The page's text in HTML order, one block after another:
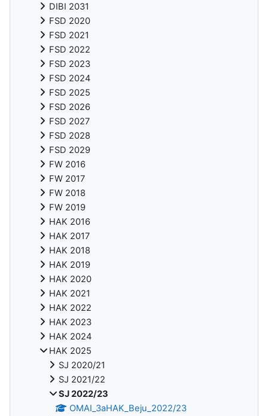
DIBI 2031
FSD 2020
FSD 2021
FSD 2022
FSD 2023
FSD 2024
FSD 2025
FSD 2026
FSD 2027
FSD 2028
FSD 2029
FW 2016
FW 2017
FW 2018
FW 2019
HAK 2016
HAK 2017
HAK 2018
HAK 2019
HAK 2020
HAK 2021
HAK 2022
HAK 2023
HAK 2024
HAK 2025
SJ 2020/21
SJ 2021/22
SJ 2022/23
OMAI_3aHAK_Beju_2022/23